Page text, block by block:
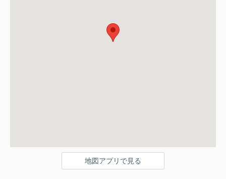
地図アプリで見る